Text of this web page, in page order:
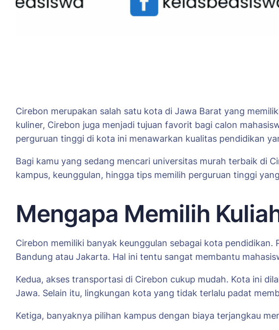
Cirebon merupakan salah satu kota di Jawa Barat yang
kuliner, Cirebon juga menjadi tujuan favorit bagi calon
perguruan tinggi di kota ini menawarkan kualitas pendidikan
Bagi kamu yang sedang mencari universitas murah terbaik di
kampus, keunggulan, hingga tips memilih perguruan tinggi
Mengapa Memilih
Cirebon memiliki banyak keunggulan sebagai kota
Bandung atau Jakarta. Hal ini tentu sangat membantu
Kedua, akses transportasi di Cirebon cukup mudah. Kota ini
Jawa. Selain itu, lingkungan kota yang tidak terlalu padat
Ketiga, banyaknya pilihan kampus dengan biaya terjangkau